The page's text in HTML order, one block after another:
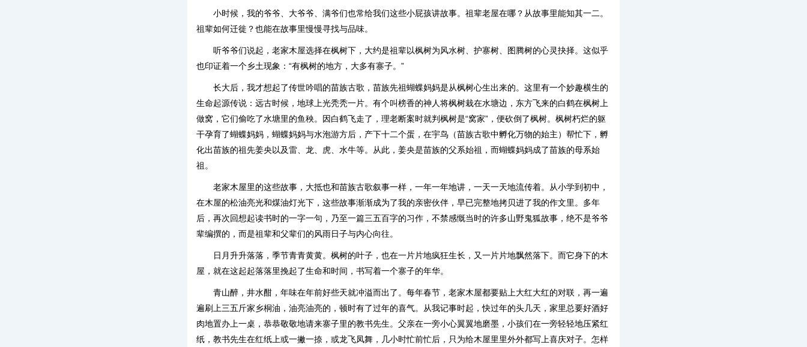
小时候，我的爷爷、大爷爷、满爷们也常给我们这些小屁孩讲故事。祖辈老屋在哪？从故事里能知其一二。
祖辈如何迁徙？也能在故事里慢慢寻找与品味。
听爷爷们说起，老家木屋选择在枫树下，大约是祖辈以枫树为风水树、护寨树、图腾树的心灵抉择。这似乎
也印证着一个乡土现象：“有枫树的地方，大多有寨子。”
长大后，我才想起了传世吟唱的苗族古歌，苗族先祖蝴蝶妈妈是从枫树心生出来的。这里有一个妙趣横生的
生命起源传说：远古时候，地球上光秃秃一片。有个叫榜香的神人将枫树栽在水塘边，东方飞来的白鹤在枫树上
做窝，它们偷吃了水塘里的鱼秧。因白鹤飞走了，理老断案时就判枫树是“窝家”，便砍倒了枫树。枫树朽烂的躯
干孕育了蝴蝶妈妈，蝴蝶妈妈与水泡游方后，产下十二个蛋，在宇鸟（苗族古歌中孵化万物的始主）帮忙下，孵
化出苗族的祖先姜央以及雷、龙、虎、水牛等。从此，姜央是苗族的父系始祖，而蝴蝶妈妈成了苗族的母系始
祖。
老家木屋里的这些故事，大抵也和苗族古歌叙事一样，一年一年地讲，一天一天地流传着。从小学到初中，
在木屋的松油亮光和煤油灯光下，这些故事渐渐成为了我的亲密伙伴，早已完整地拷贝进了我的作文里。多年
后，再次回想起读书时的一字一句，乃至一篇三五百字的习作，不禁感慨当时的许多山野鬼狐故事，绝不是爷爷
辈编撰的，而是祖辈和父辈们的风雨日子与内心向往。
日月升升落落，季节青青黄黄。枫树的叶子，也在一片片地疯狂生长，又一片片地飘然落下。而它身下的木
屋，就在这起起落落里挽起了生命和时间，书写着一个寨子的年华。
青山醉，井水酣，年味在年前好些天就冲溢而出了。每年春节，老家木屋都要贴上大红大红的对联，再一遍
遍刷上三五斤家乡桐油，油亮油亮的，顿时有了过年的喜气。从我记事时起，快过年的头几天，家里总要好酒好
肉地置办上一桌，恭恭敬敬地请来寨子里的教书先生。父亲在一旁小心翼翼地磨墨，小孩们在一旁轻轻地压紧红
纸，教书先生在红纸上或一撇一捺，或龙飞凤舞，几小时忙前忙后，只为给木屋里里外外都写上喜庆对子。怎样